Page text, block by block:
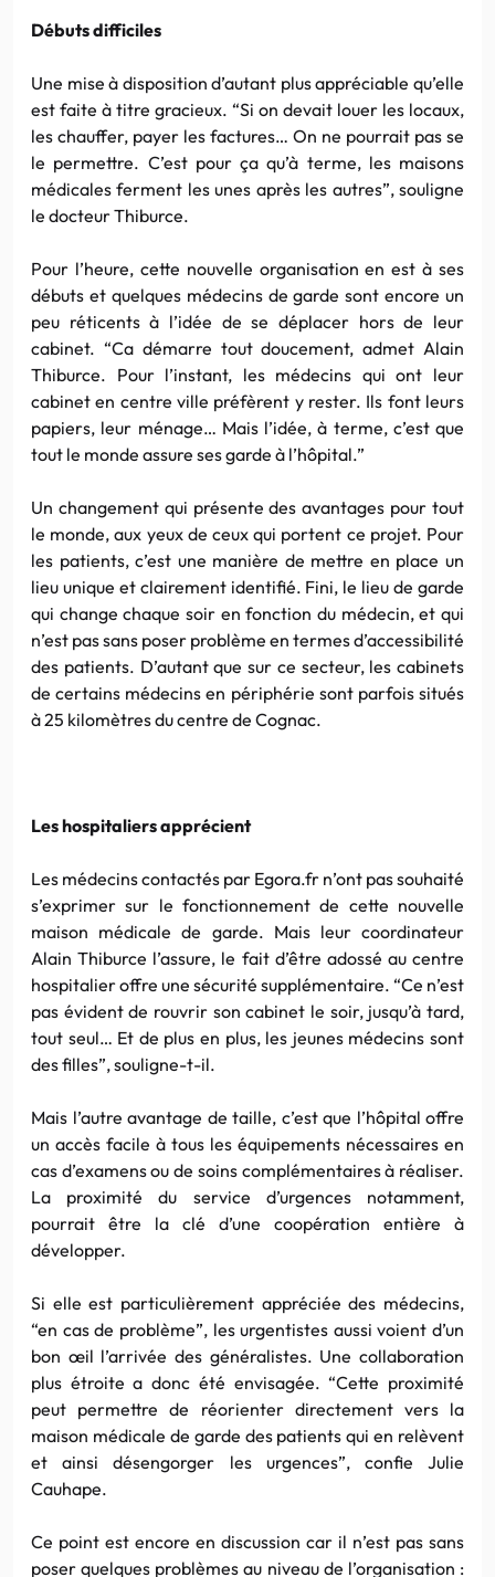
Débuts difficiles
Une mise à disposition d’autant plus appréciable qu’elle
est faite à titre gracieux. “Si on devait louer les locaux,
les chauffer, payer les factures… On ne pourrait pas se
le permettre. C’est pour ça qu’à terme, les maisons
médicales ferment les unes après les autres”, souligne
le docteur Thiburce.
Pour l’heure, cette nouvelle organisation en est à ses
débuts et quelques médecins de garde sont encore un
peu réticents à l’idée de se déplacer hors de leur
cabinet. “Ca démarre tout doucement, admet Alain
Thiburce. Pour l’instant, les médecins qui ont leur
cabinet en centre ville préfèrent y rester. Ils font leurs
papiers, leur ménage… Mais l’idée, à terme, c’est que
tout le monde assure ses garde à l’hôpital.”
Un changement qui présente des avantages pour tout
le monde, aux yeux de ceux qui portent ce projet. Pour
les patients, c’est une manière de mettre en place un
lieu unique et clairement identifié. Fini, le lieu de garde
qui change chaque soir en fonction du médecin, et qui
n’est pas sans poser problème en termes d’accessibilité
des patients. D’autant que sur ce secteur, les cabinets
de certains médecins en périphérie sont parfois situés
à 25 kilomètres du centre de Cognac.
Les hospitaliers apprécient
Les médecins contactés par Egora.fr n’ont pas souhaité
s’exprimer sur le fonctionnement de cette nouvelle
maison médicale de garde. Mais leur coordinateur
Alain Thiburce l’assure, le fait d’être adossé au centre
hospitalier offre une sécurité supplémentaire. “Ce n’est
pas évident de rouvrir son cabinet le soir, jusqu’à tard,
tout seul… Et de plus en plus, les jeunes médecins sont
des filles”, souligne-t-il.
Mais l’autre avantage de taille, c’est que l’hôpital offre
un accès facile à tous les équipements nécessaires en
cas d’examens ou de soins complémentaires à réaliser.
La proximité du service d’urgences notamment,
pourrait être la clé d’une coopération entière à
développer.
Si elle est particulièrement appréciée des médecins,
“en cas de problème”, les urgentistes aussi voient d’un
bon œil l’arrivée des généralistes. Une collaboration
plus étroite a donc été envisagée. “Cette proximité
peut permettre de réorienter directement vers la
maison médicale de garde des patients qui en relèvent
et ainsi désengorger les urgences”, confie Julie
Cauhape.
Ce point est encore en discussion car il n’est pas sans
poser quelques problèmes au niveau de l’organisation :